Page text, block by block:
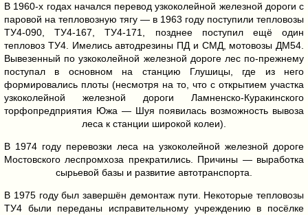
В 1960-х годах начался перевод узкоколейной железной дороги с
паровой на тепловозную тягу — в 1963 году поступили тепловозы
ТУ4-090, ТУ4-167, ТУ4-171, позднее поступил ещё один
тепловоз ТУ4. Имелись автодрезины ПД и СМД, мотовозы ДМ54.
Вывезенный по узкоколейной железной дороге лес по-прежнему
поступал в основном на станцию Глушицы, где из него
формировались плоты (несмотря на то, что с открытием участка
узкоколейной железной дороги Ламненско-Куракинского
торфопредприятия Южа — Шуя появилась возможность вывоза
леса к станции широкой колеи).
В 1974 году перевозки леса на узкоколейной железной дороге
Мостовского леспромхоза прекратились. Причины — выработка
сырьевой базы и развитие автотранспорта.
В 1975 году был завершён демонтаж пути. Некоторые тепловозы
ТУ4 были переданы исправительному учреждению в посёлке